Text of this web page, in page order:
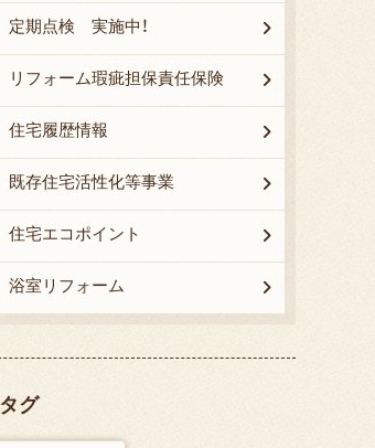
定期点検 実施中！
リフォーム瑕疵担保責任保険
住宅履歴情報
既存住宅活性化等事業
住宅エコポイント
浴室リフォーム
タグ